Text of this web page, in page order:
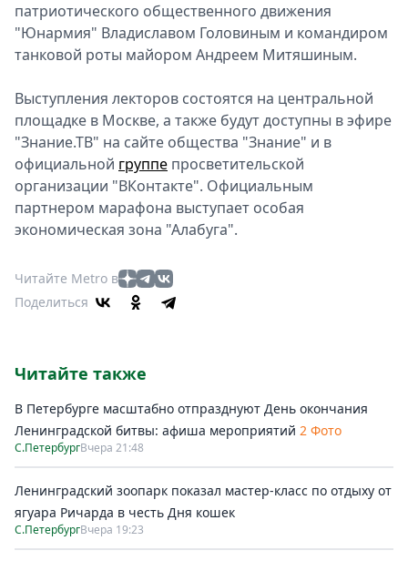
патриотического общественного движения
"Юнармия" Владиславом Головиным и командиром
танковой роты майором Андреем Митяшиным.
Выступления лекторов состоятся на центральной
площадке в Москве, а также будут доступны в эфире
"Знание.ТВ" на сайте общества "Знание" и в
официальной группе просветительской
организации "ВКонтакте". Официальным
партнером марафона выступает особая
экономическая зона "Алабуга".
Читайте Metro в
Поделиться
Читайте также
В Петербурге масштабно отпразднуют День окончания
Ленинградской битвы: афиша мероприятий 2 Фото
С.ПетербургВчера 21:48
Ленинградский зоопарк показал мастер-класс по отдыху от
ягуара Ричарда в честь Дня кошек
С.ПетербургВчера 19:23